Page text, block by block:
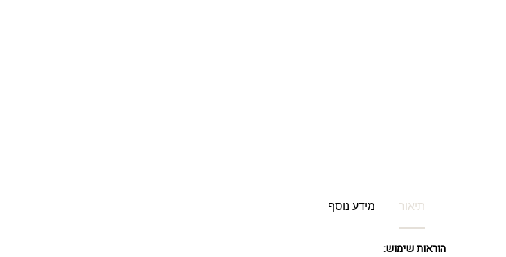
תיאור מידע נוסף
הוראות שימוש: